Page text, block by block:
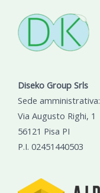
Diseko Group Srls
Sede amministrativa:
Via Augusto Righi, 1
56121 Pisa PI
P.I. 02451440503